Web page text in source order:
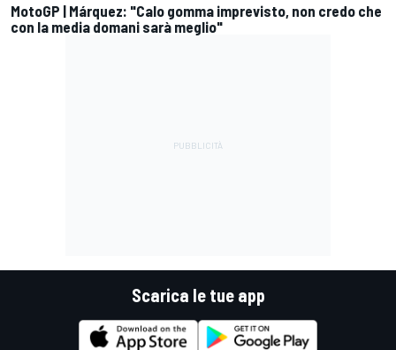
MotoGP | Márquez: "Calo gomma imprevisto, non credo che
con la media domani sarà meglio"
Scarica le tue app